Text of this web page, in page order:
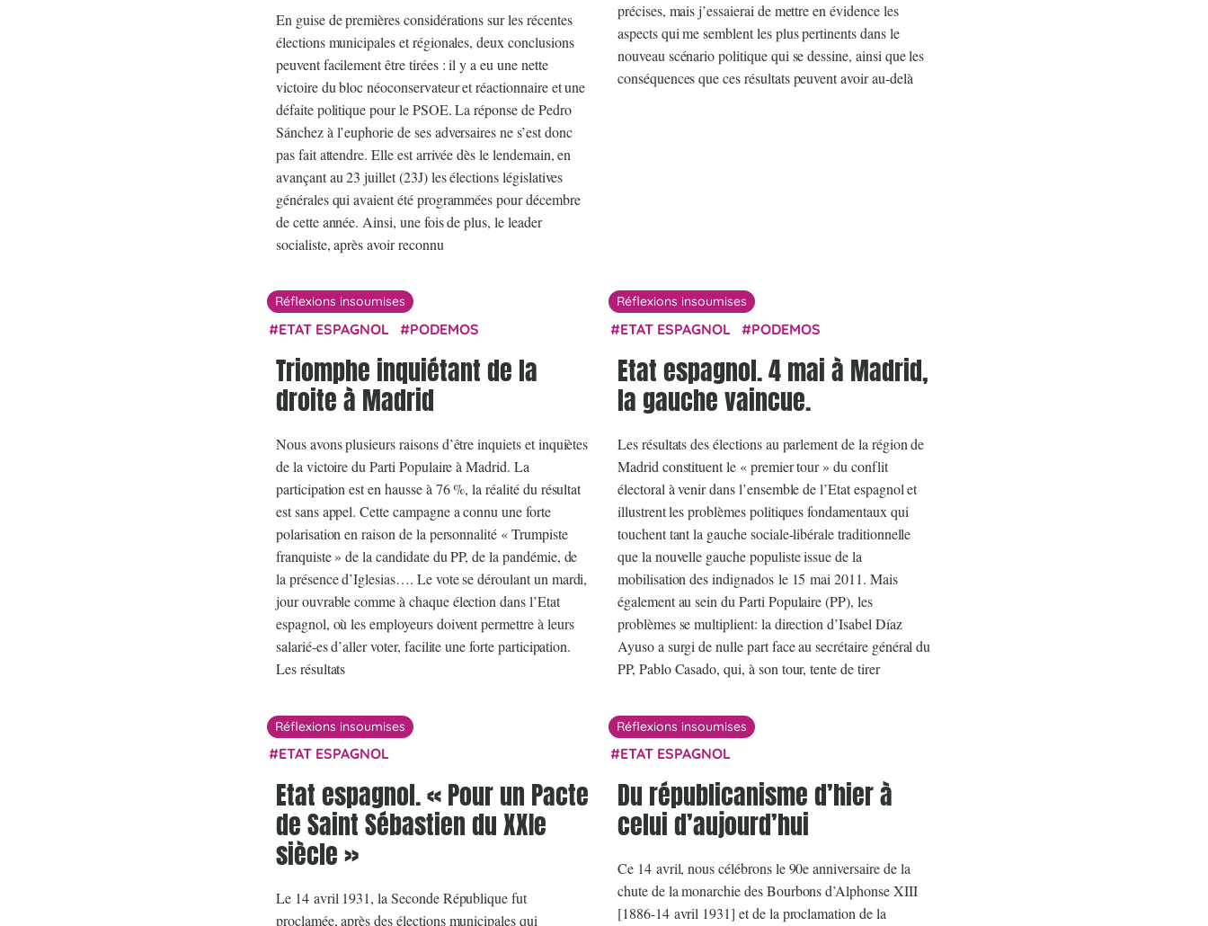
En guise de premières considérations sur les récentes
élections municipales et régionales, deux conclusions
peuvent facilement être tirées : il y a eu une nette
victoire du bloc néoconservateur et réactionnaire et une
défaite politique pour le PSOE. La réponse de Pedro
Sánchez à l’euphorie de ses adversaires ne s’est donc
pas fait attendre. Elle est arrivée dès le lendemain, en
avançant au 23 juillet (23J) les élections législatives
générales qui avaient été programmées pour décembre
de cette année. Ainsi, une fois de plus, le leader
socialiste, après avoir reconnu
précises, mais j’essaierai de mettre en évidence les
aspects qui me semblent les plus pertinents dans le
nouveau scénario politique qui se dessine, ainsi que les
conséquences que ces résultats peuvent avoir au-delà
Réflexions insoumises
ETAT ESPAGNOL PODEMOS
Triomphe inquiétant de la
droite à Madrid
Nous avons plusieurs raisons d’être inquiets et inquiètes
de la victoire du Parti Populaire à Madrid. La
participation est en hausse à 76 %, la réalité du résultat
est sans appel. Cette campagne a connu une forte
polarisation en raison de la personnalité « Trumpiste
franquiste » de la candidate du PP, de la pandémie, de
la présence d’Iglesias…. Le vote se déroulant un mardi,
jour ouvrable comme à chaque élection dans l’Etat
espagnol, où les employeurs doivent permettre à leurs
salarié-es d’aller voter, facilite une forte participation.
Les résultats
Réflexions insoumises
ETAT ESPAGNOL PODEMOS
Etat espagnol. 4 mai à Madrid,
la gauche vaincue.
Les résultats des élections au parlement de la région de
Madrid constituent le « premier tour » du conflit
électoral à venir dans l’ensemble de l’Etat espagnol et
illustrent les problèmes politiques fondamentaux qui
touchent tant la gauche sociale-libérale traditionnelle
que la nouvelle gauche populiste issue de la
mobilisation des indignados le 15 mai 2011. Mais
également au sein du Parti Populaire (PP), les
problèmes se multiplient: la direction d’Isabel Díaz
Ayuso a surgi de nulle part face au secrétaire général du
PP, Pablo Casado, qui, à son tour, tente de tirer
Réflexions insoumises
ETAT ESPAGNOL
Etat espagnol. « Pour un Pacte
de Saint Sébastien du XXIe
siècle »
Le 14 avril 1931, la Seconde République fut
proclamée, après des élections municipales qui
Réflexions insoumises
ETAT ESPAGNOL
Du républicanisme d’hier à
celui d’aujourd’hui
Ce 14 avril, nous célébrons le 90e anniversaire de la
chute de la monarchie des Bourbons d’Alphonse XIII
[1886-14 avril 1931] et de la proclamation de la